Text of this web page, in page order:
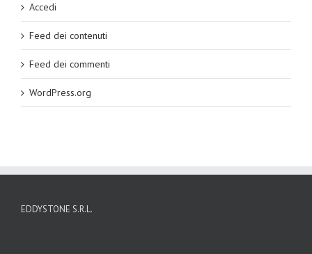
Accedi
Feed dei contenuti
Feed dei commenti
WordPress.org
EDDYSTONE S.R.L.